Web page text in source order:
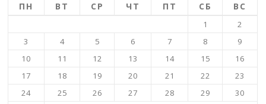
ПН ВТ СР ЧТ ПТ СБ ВС
1
2
3
4 5 6 7 8
9
10
11 12 13 14 15
16
17
18 19 20 21 22
23
24
25 26 27 28 29
30